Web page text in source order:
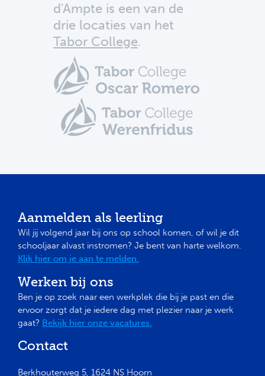
d'Ampte is een van de
drie locaties van het
Tabor College.
Aanmelden als leerling
Wil jij volgend jaar bij ons op school komen, of wil je dit
schooljaar alvast instromen? Je bent van harte welkom.
Klik hier om je aan te melden.
Werken bij ons
Ben je op zoek naar een werkplek die bij je past en die
ervoor zorgt dat je iedere dag met plezier naar je werk
gaat? Bekijk hier onze vacatures.
Contact
Berkhouterweg 5, 1624 NS Hoorn